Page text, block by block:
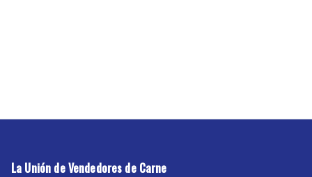
La Unión de Vendedores de Carne